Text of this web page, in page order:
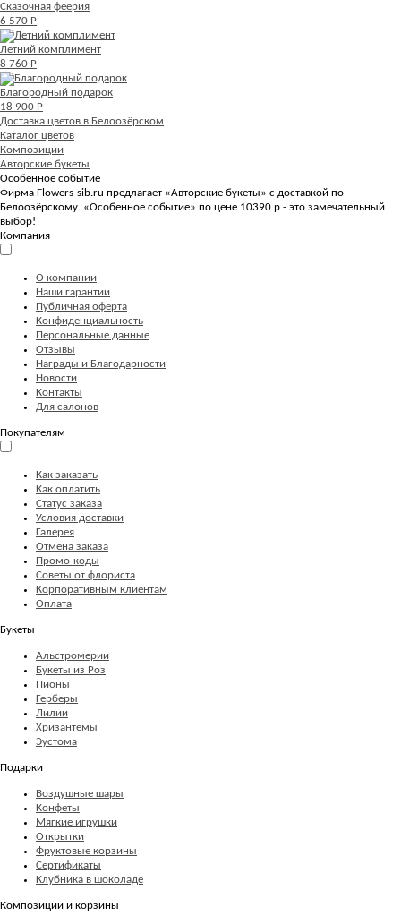
Сказочная феерия
6 570 Р
Летний комплимент
8 760 Р
Благородный подарок
18 900 Р
Доставка цветов в Белоозёрском
Каталог цветов
Композиции
Авторские букеты
Особенное событие
Фирма Flowers-sib.ru предлагает «Авторские букеты» с доставкой по
Белоозёрскому. «Особенное событие» по цене 10390 р - это замечательный
выбор!
Компания
О компании
Наши гарантии
Публичная оферта
Конфиденциальность
Персональные данные
Отзывы
Награды и Благодарности
Новости
Контакты
Для салонов
Покупателям
Как заказать
Как оплатить
Статус заказа
Условия доставки
Галерея
Отмена заказа
Промо-коды
Советы от флориста
Корпоративным клиентам
Оплата
Букеты
Альстромерии
Букеты из Роз
Пионы
Герберы
Лилии
Хризантемы
Эустома
Подарки
Воздушные шары
Конфеты
Мягкие игрушки
Открытки
Фруктовые корзины
Сертификаты
Клубника в шоколаде
Композиции и корзины